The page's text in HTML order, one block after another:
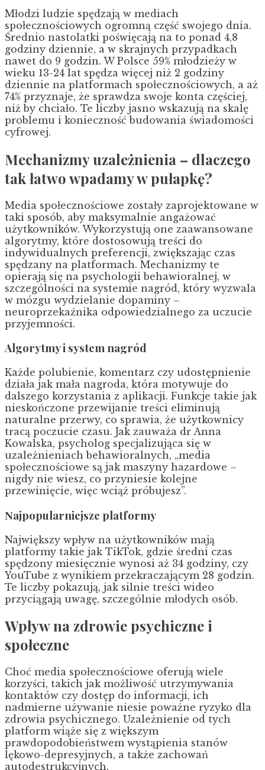
Młodzi ludzie spędzają w mediach
społecznościowych ogromną część swojego dnia.
Średnio nastolatki poświęcają na to ponad 4,8
godziny dziennie, a w skrajnych przypadkach
nawet do 9 godzin. W Polsce 59% młodzieży w
wieku 13-24 lat spędza więcej niż 2 godziny
dziennie na platformach społecznościowych, a aż
74% przyznaje, że sprawdza swoje konta częściej,
niż by chciało. Te liczby jasno wskazują na skalę
problemu i konieczność budowania świadomości
cyfrowej.
Mechanizmy uzależnienia – dlaczego
tak łatwo wpadamy w pułapkę?
Media społecznościowe zostały zaprojektowane w
taki sposób, aby maksymalnie angażować
użytkowników. Wykorzystują one zaawansowane
algorytmy, które dostosowują treści do
indywidualnych preferencji, zwiększając czas
spędzany na platformach. Mechanizmy te
opierają się na psychologii behawioralnej, w
szczególności na systemie nagród, który wyzwala
w mózgu wydzielanie dopaminy –
neuroprzekaźnika odpowiedzialnego za uczucie
przyjemności.
Algorytmy i system nagród
Każde polubienie, komentarz czy udostępnienie
działa jak mała nagroda, która motywuje do
dalszego korzystania z aplikacji. Funkcje takie jak
nieskończone przewijanie treści eliminują
naturalne przerwy, co sprawia, że użytkownicy
tracą poczucie czasu. Jak zauważa dr Anna
Kowalska, psycholog specjalizująca się w
uzależnieniach behawioralnych, „media
społecznościowe są jak maszyny hazardowe –
nigdy nie wiesz, co przyniesie kolejne
przewinięcie, więc wciąż próbujesz”.
Najpopularniejsze platformy
Największy wpływ na użytkowników mają
platformy takie jak TikTok, gdzie średni czas
spędzony miesięcznie wynosi aż 34 godziny, czy
YouTube z wynikiem przekraczającym 28 godzin.
Te liczby pokazują, jak silnie treści wideo
przyciągają uwagę, szczególnie młodych osób.
Wpływ na zdrowie psychiczne i
społeczne
Choć media społecznościowe oferują wiele
korzyści, takich jak możliwość utrzymywania
kontaktów czy dostęp do informacji, ich
nadmierne używanie niesie poważne ryzyko dla
zdrowia psychicznego. Uzależnienie od tych
platform wiąże się z większym
prawdopodobieństwem wystąpienia stanów
lękowo-depresyjnych, a także zachowań
autodestrukcyjnych.